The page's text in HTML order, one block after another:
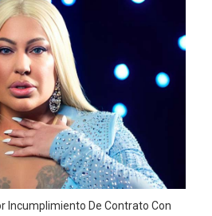
Incumplimiento De Contrato Con